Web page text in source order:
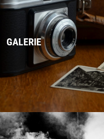
GALERIE